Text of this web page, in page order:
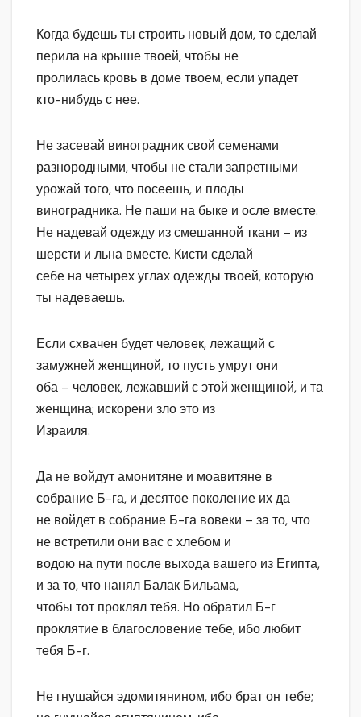
Когда будешь ты строить новый дом, то сделай
перила на крыше твоей, чтобы не
пролилась кровь в доме твоем, если упадет
кто-нибудь с нее.
Не засевай виноградник свой семенами
разнородными, чтобы не стали запретными
урожай того, что посеешь, и плоды
виноградника. Не паши на быке и осле вместе.
Не надевай одежду из смешанной ткани – из
шерсти и льна вместе. Кисти сделай
себе на четырех углах одежды твоей, которую
ты надеваешь.
Если схвачен будет человек, лежащий с
замужней женщиной, то пусть умрут они
оба – человек, лежавший с этой женщиной, и та
женщина; искорени зло это из
Израиля.
Да не войдут амонитяне и моавитяне в
собрание Б-га, и десятое поколение их да
не войдет в собрание Б-га вовеки – за то, что
не встретили они вас с хлебом и
водою на пути после выхода вашего из Египта,
и за то, что нанял Балак Бильама,
чтобы тот проклял тебя. Но обратил Б-г
проклятие в благословение тебе, ибо любит
тебя Б-г.
Не гнушайся эдомитянином, ибо брат он тебе;